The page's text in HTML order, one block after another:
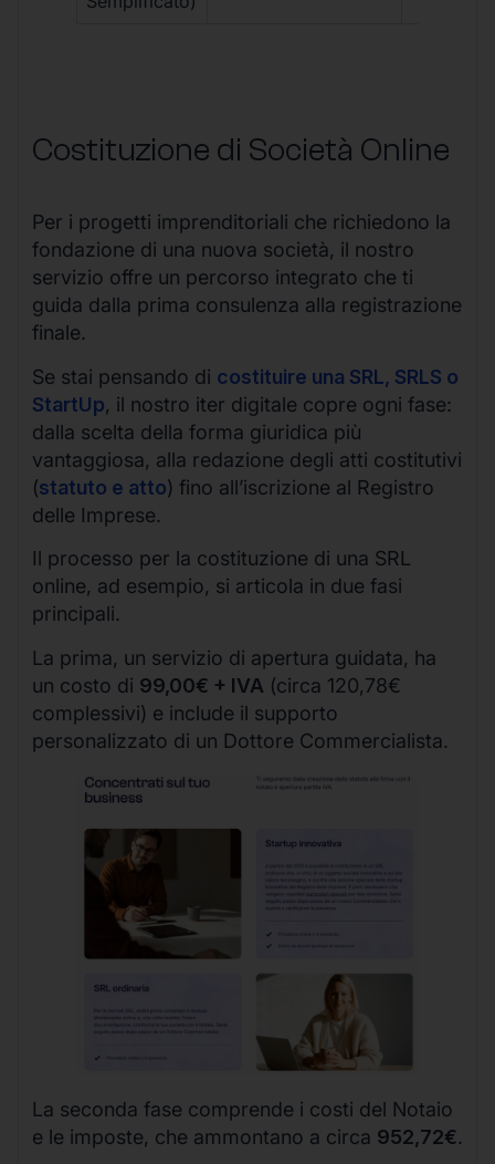
Costituzione di Società Online
Per i progetti imprenditoriali che richiedono la
fondazione di una nuova società, il nostro
servizio offre un percorso integrato che ti
guida dalla prima consulenza alla registrazione
finale.
Se stai pensando di costituire una SRL, SRLS o
StartUp, il nostro iter digitale copre ogni fase:
dalla scelta della forma giuridica più
vantaggiosa, alla redazione degli atti costitutivi
(statuto e atto) fino all’iscrizione al Registro
delle Imprese.
Il processo per la costituzione di una SRL
online, ad esempio, si articola in due fasi
principali.
La prima, un servizio di apertura guidata, ha
un costo di 99,00€ + IVA (circa 120,78€
complessivi) e include il supporto
personalizzato di un Dottore Commercialista.
La seconda fase comprende i costi del Notaio
e le imposte, che ammontano a circa 952,72€.